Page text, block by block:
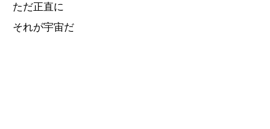
ただ正直に
それが宇宙だ